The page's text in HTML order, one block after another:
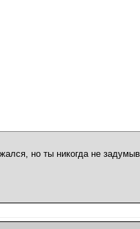
но ты никогда не